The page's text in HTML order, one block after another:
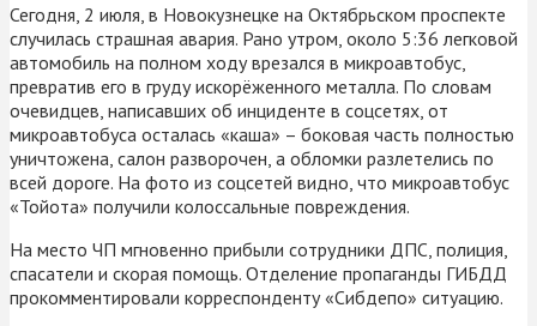
Сегодня, 2 июля, в Новокузнецке на Октябрьском проспекте
случилась страшная авария. Рано утром, около 5:36 легковой
автомобиль на полном ходу врезался в микроавтобус,
превратив его в груду искорёженного металла. По словам
очевидцев, написавших об инциденте в соцсетях, от
микроавтобуса осталась «каша» – боковая часть полностью
уничтожена, салон разворочен, а обломки разлетелись по
всей дороге. На фото из соцсетей видно, что микроавтобус
«Тойота» получили колоссальные повреждения.
На место ЧП мгновенно прибыли сотрудники ДПС, полиция,
спасатели и скорая помощь. Отделение пропаганды ГИБДД
прокомментировали корреспонденту «Сибдепо» ситуацию.